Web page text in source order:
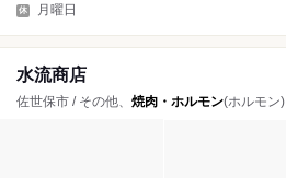
月曜日
水流商店
佐世保市 / その他、 焼肉・ホルモン(ホルモン)